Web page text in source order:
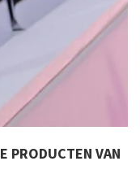
PRODUCTEN VAN